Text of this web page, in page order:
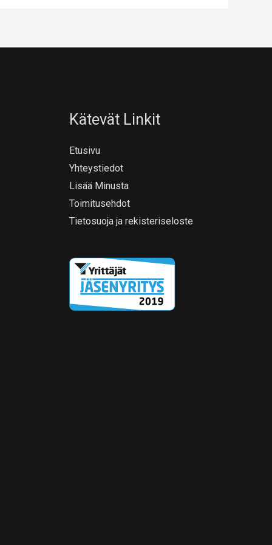
Kätevät Linkit
Etusivu
Yhteystiedot
Lisää Minusta
Toimitusehdot
Tietosuoja ja rekisteriseloste